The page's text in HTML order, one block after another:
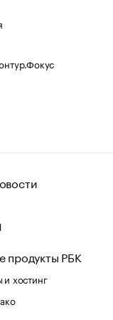
продукты РБК
хостинг